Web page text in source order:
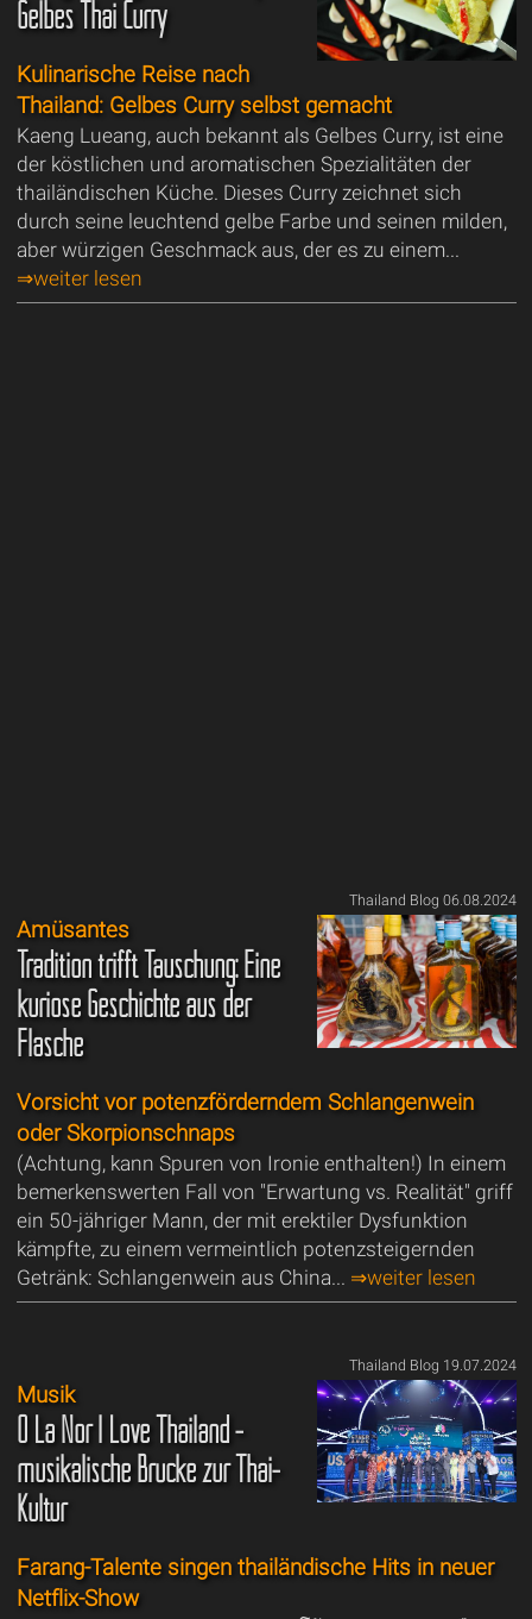
Gelbes Thai Curry
Kulinarische Reise nach
Thailand: Gelbes Curry selbst gemacht
Kaeng Lueang, auch bekannt als Gelbes Curry, ist eine
der köstlichen und aromatischen Spezialitäten der
thailändischen Küche. Dieses Curry zeichnet sich
durch seine leuchtend gelbe Farbe und seinen milden,
aber würzigen Geschmack aus, der es zu einem...
⇒weiter lesen
Thailand Blog 06.08.2024
Amüsantes
Tradition trifft Täuschung: Eine
kuriose Geschichte aus der
Flasche
Vorsicht vor potenzförderndem Schlangenwein
oder Skorpionschnaps
(Achtung, kann Spuren von Ironie enthalten!) In einem
bemerkenswerten Fall von "Erwartung vs. Realität" griff
ein 50-jähriger Mann, der mit erektiler Dysfunktion
kämpfte, zu einem vermeintlich potenzsteigernden
Getränk: Schlangenwein aus China... ⇒weiter lesen
Thailand Blog 19.07.2024
Musik
O La Nor I Love Thailand -
musikalische Brücke zur Thai-
Kultur
Farang-Talente singen thailändische Hits in neuer
Netflix-Show